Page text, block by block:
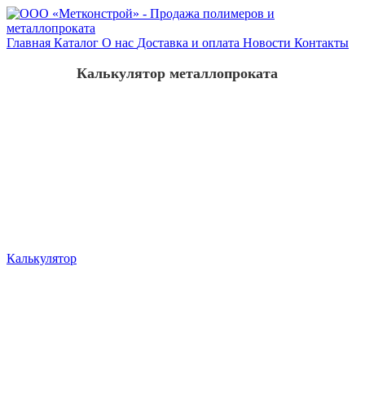
Главная Каталог О нас Доставка и оплата Новости Контакты
Калькулятор
Калькулятор металлопроката